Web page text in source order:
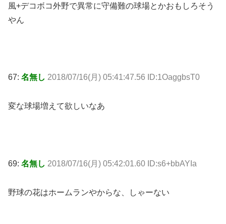
風+デコボコ外野で異常に守備難の球場とかおもしろそう
やん
67: 名無し 2018/07/16(月) 05:41:47.56 ID:1OaggbsT0
変な球場増えて欲しいなあ
69: 名無し 2018/07/16(月) 05:42:01.60 ID:s6+bbAYIa
野球の花はホームランやからな、しゃーない